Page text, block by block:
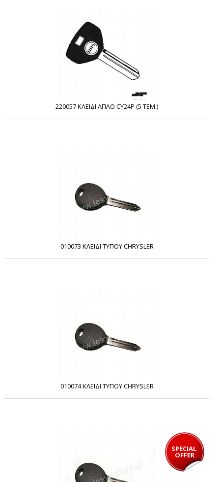
220057 ΚΛΕΙΔΙ ΑΠΛΟ CY24P (5 ΤΕΜ.)
010073 ΚΛΕΙΔΙ ΤΥΠΟΥ CHRYSLER
010074 ΚΛΕΙΔΙ ΤΥΠΟΥ CHRYSLER
SPECIAL
OFFER